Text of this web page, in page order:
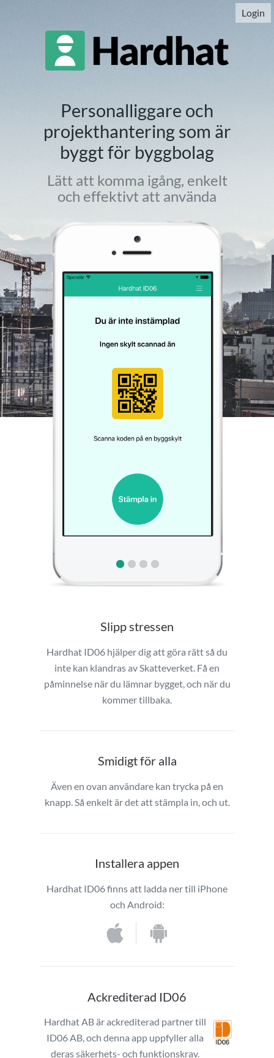
Login
Personalliggare och
projekthantering som är
byggt för byggbolag
Lätt att komma igång, enkelt
och effektivt att använda
Slipp stressen
Hardhat ID06 hjälper dig att göra rätt så du
inte kan klandras av Skatteverket. Få en
påminnelse när du lämnar bygget, och när du
kommer tillbaka.
Smidigt för alla
Även en ovan användare kan trycka på en
knapp. Så enkelt är det att stämpla in, och ut.
Installera appen
Hardhat ID06 finns att ladda ner till iPhone
och Android:
Ackrediterad ID06
Hardhat AB är ackrediterad partner till
ID06 AB, och denna app uppfyller alla
deras säkerhets- och funktionskrav.